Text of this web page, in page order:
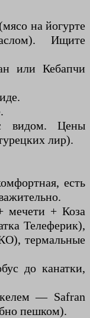
на йогурте
Ищите
или Кебапчи
видом. Цены
лир).
есть
мечети + Коза
Телеферик),
термальные
до канатки,
— Safran
пешком).